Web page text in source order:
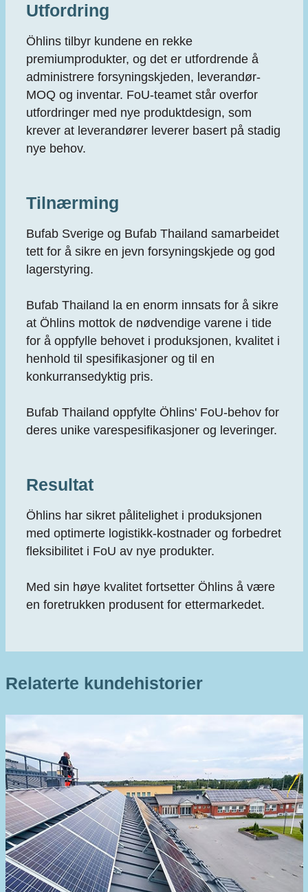
Utfordring
Öhlins tilbyr kundene en rekke
premiumprodukter, og det er utfordrende å
administrere forsyningskjeden, leverandør-
MOQ og inventar. FoU-teamet står overfor
utfordringer med nye produktdesign, som
krever at leverandører leverer basert på stadig
nye behov.
Tilnærming
Bufab Sverige og Bufab Thailand samarbeidet
tett for å sikre en jevn forsyningskjede og god
lagerstyring.
Bufab Thailand la en enorm innsats for å sikre
at Öhlins mottok de nødvendige varene i tide
for å oppfylle behovet i produksjonen, kvalitet i
henhold til spesifikasjoner og til en
konkurransedyktig pris.
Bufab Thailand oppfylte Öhlins' FoU-behov for
deres unike varespesifikasjoner og leveringer.
Resultat
Öhlins har sikret pålitelighet i produksjonen
med optimerte logistikk-kostnader og forbedret
fleksibilitet i FoU av nye produkter.
Med sin høye kvalitet fortsetter Öhlins å være
en foretrukken produsent for ettermarkedet.
Relaterte kundehistorier